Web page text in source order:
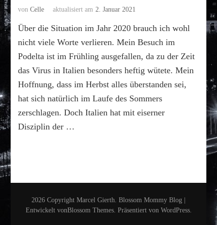
vonCelle aktualisiert am 2. Januar 2021
Über die Situation im Jahr 2020 brauch ich wohl
nicht viele Worte verlieren. Mein Besuch im
Podelta ist im Frühling ausgefallen, da zu der Zeit
das Virus in Italien besonders heftig wütete. Mein
Hoffnung, dass im Herbst alles überstanden sei,
hat sich natürlich im Laufe des Sommers
zerschlagen. Doch Italien hat mit eiserner
Disziplin der …
2026 Copyright Marcel Gierth. Blossom Mommy Blog |
Entwickelt vonBlossom Themes. Präsentiert von WordPress.